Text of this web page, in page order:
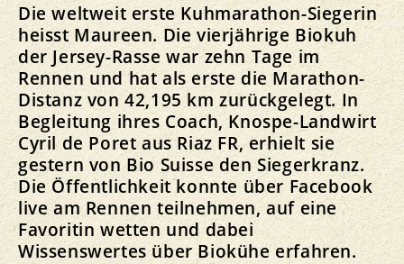
Die weltweit erste Kuhmarathon-Siegerin
heisst Maureen. Die vierjährige Biokuh
der Jersey-Rasse war zehn Tage im
Rennen und hat als erste die Marathon-
Distanz von 42,195 km zurückgelegt. In
Begleitung ihres Coach, Knospe-Landwirt
Cyril de Poret aus Riaz FR, erhielt sie
gestern von Bio Suisse den Siegerkranz.
Die Öffentlichkeit konnte über Facebook
live am Rennen teilnehmen, auf eine
Favoritin wetten und dabei
Wissenswertes über Biokühe erfahren.